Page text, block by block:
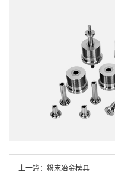
上一篇： 粉末冶金模具